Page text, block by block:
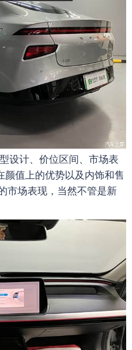
设计、价位区间、市场表
值上的优势以及内饰和售
市场表现，当然不管是新